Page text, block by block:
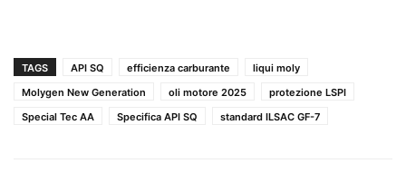
TAGS API SQ efficienza carburante
liqui moly
Molygen New Generation
oli motore 2025
protezione LSPI
Special Tec AA
Specifica API SQ standard ILSAC GF-7